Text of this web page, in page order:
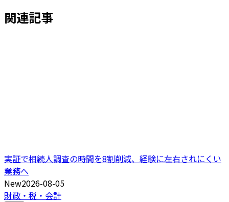
関連記事
実証で相続人調査の時間を8割削減、経験に左右されにくい
業務へ
New2026-08-05
財政・税・会計